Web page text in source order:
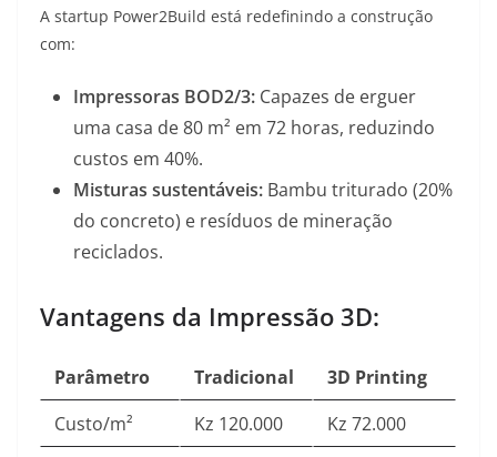
A startup Power2Build está redefinindo a construção
com:
Impressoras BOD2/3: Capazes de erguer
uma casa de 80 m² em 72 horas, reduzindo
custos em 40%.
Misturas sustentáveis: Bambu triturado (20%
do concreto) e resíduos de mineração
reciclados.
Vantagens da Impressão 3D:
Parâmetro Tradicional
3D Printing
Custo/m²
Kz 120.000
Kz 72.000